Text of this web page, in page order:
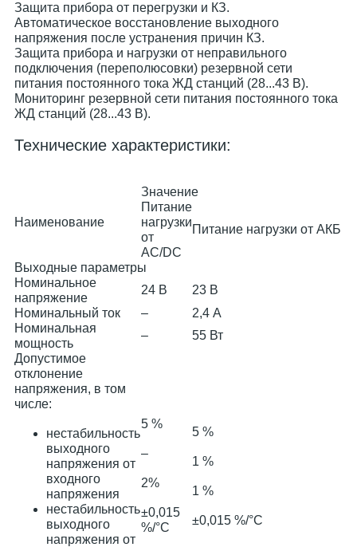
Защита прибора от перегрузки и КЗ.
Автоматическое восстановление выходного
напряжения после устранения причин КЗ.
Защита прибора и нагрузки от неправильного
подключения (переполюсовки) резервной сети
питания постоянного тока ЖД станций (28...43 В).
Мониторинг резервной сети питания постоянного тока
ЖД станций (28...43 В).
Технические характеристики:
Наименование
Значение
Питание
нагрузки
от
AC/DC
Питание нагрузки от АКБ
Выходные параметры
Номинальное
напряжение
24 В
23 В
Номинальный ток
–
2,4 А
Номинальная
мощность
–
55 Вт
Допустимое
отклонение
напряжения, в том
числе:
нестабильность
выходного
напряжения от
входного
напряжения
нестабильность
выходного
напряжения от
5 %
–
2%
±0,015
%/°С
5 %
1 %
1 %
±0,015 %/°С